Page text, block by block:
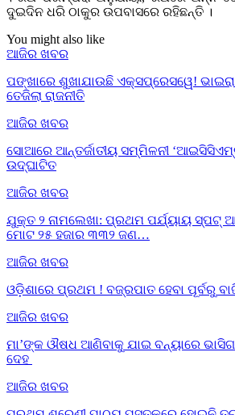
ଦୁଇଦିନ ଧରି ଠାକୁର ଉପବାସରେ ରହିଛନ୍ତି ।
You might also like
ଆଜିର ଖବର
ପଙ୍ଖାରେ ଶୁଖାଯାଉଛି ଏକ୍ସପ୍ରେସୱେ!
ତେଜିଲା ରାଜନୀତି
ଆଜିର ଖବର
ସୋଆରେ ଆନ୍ତର୍ଜାତୀୟ ସମ୍ମିଳନୀ
ଉଦ୍‌ଘାଟିତ
ଆଜିର ଖବର
ଯୁକ୍ତ ୨ ନାମଲେଖା: ପ୍ରଥମ ପର୍ଯ୍ୟାୟ ସ୍ପଟ୍
ମୋଟ ୨୫ ହଜାର ୩୩୨ ଜଣ…
ଆଜିର ଖବର
ଓଡ଼ିଶାରେ ପ୍ରଥମ ! ବଜ୍ରପାତ ହେବା ପୂର୍ବରୁ
ଆଜିର ଖବର
ମା’ଙ୍କ ଔଷଧ ଆଣିବାକୁ ଯାଇ ବନ୍ୟାରେ
ଦେହ
ଆଜିର ଖବର